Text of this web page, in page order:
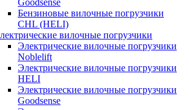
Goodsense
Бензиновые вилочные погрузчики
CHL (HELI)
вилочные погрузчики
Электрические вилочные погрузчики
Noblelift
Электрические вилочные погрузчики
HELI
Электрические вилочные погрузчики
Goodsense